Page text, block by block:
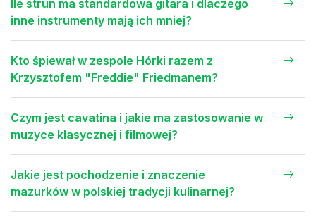
Ile strun ma standardowa gitara i dlaczego
inne instrumenty mają ich mniej?
Kto śpiewał w zespole Hórki razem z
Krzysztofem "Freddie" Friedmanem?
Czym jest cavatina i jakie ma zastosowanie w
muzyce klasycznej i filmowej?
Jakie jest pochodzenie i znaczenie
mazurków w polskiej tradycji kulinarnej?